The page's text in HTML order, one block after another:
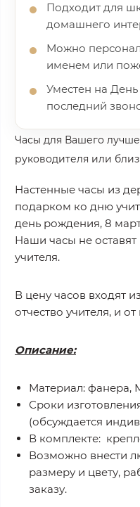
Подходит для
домашнего
Можно
именем или
Уместен на
последний
Часы для Вашего
руководителя или
Настенные часы из
подарком ко дню
день рождения, 8
Наши часы не
учителя.
В цену часов входят
отчество учителя, и от
Описание:
Материал:
Сроки
(обсуждается
В комплекте:
Возможно внести
размеру и цвету,
заказу.